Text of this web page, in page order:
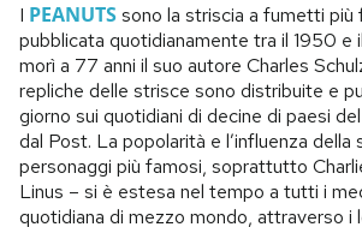
I PEANUTSsono la striscia a fumetti più
pubblicata quotidianamente tra il 1950
morì a 77 anni il suo autore Charles
repliche delle strisce sono distribuite e
giorno sui quotidiani di decine di paesi
dal Post. La popolarità e l’influenza della
personaggi più famosi, soprattutto
Linus – si è estesa nel tempo a tutti i
quotidiana di mezzo mondo, attraverso i